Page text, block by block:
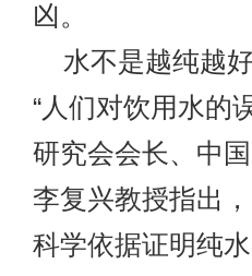
凶。
水不是越纯越
“人们对饮用水的
研究会会长、中
李复兴教授指出
科学依据证明纯水